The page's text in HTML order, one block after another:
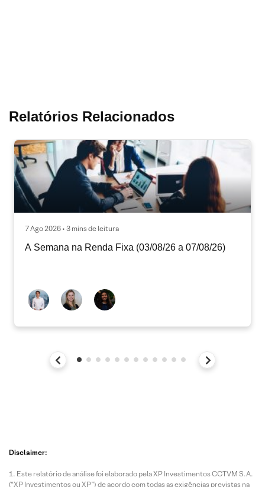
Relatórios Relacionados
7 Ago 2026 • 3 mins de leitura
A Semana na Renda Fixa (03/08/26 a 07/08/26)
Disclaimer:
Este relatório de análise foi elaborado pela XP Investimentos CCTVM S.A.
(“XP Investimentos ou XP”) de acordo com todas as exigências previstas na